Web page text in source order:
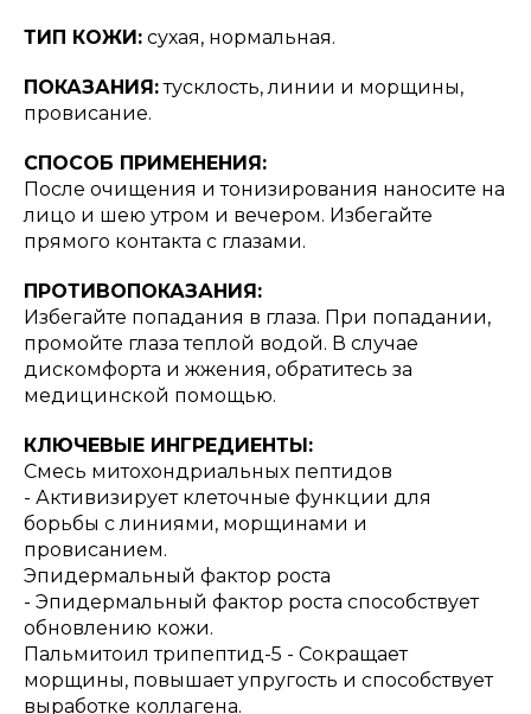
ТИП КОЖИ: сухая, нормальная.
ПОКАЗАНИЯ:тусклость, линии и морщины,
провисание.
СПОСОБ ПРИМЕНЕНИЯ:
После очищения и тонизирования наносите на
лицо и шею утром и вечером. Избегайте
прямого контакта с глазами.
ПРОТИВОПОКАЗАНИЯ:
Избегайте попадания в глаза. При попадании,
промойте глаза теплой водой. В случае
дискомфорта и жжения, обратитесь за
медицинской помощью.
КЛЮЧЕВЫЕ ИНГРЕДИЕНТЫ:
Смесь митохондриальных пептидов
- Активизирует клеточные функции для
борьбы с линиями, морщинами и
провисанием.
Эпидермальный фактор роста
- Эпидермальный фактор роста способствует
обновлению кожи.
Пальмитоил трипептид-5 - Сокращает
морщины, повышает упругость и способствует
выработке коллагена.